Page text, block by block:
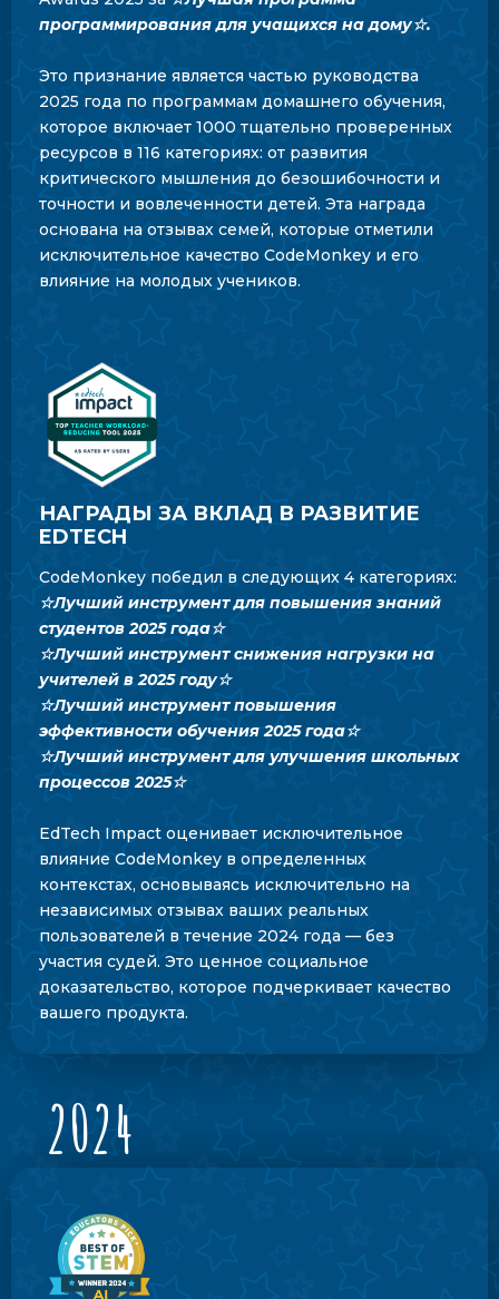
программирования для учащихся на дому☆.
Это признание является частью руководства
2025 года по программам домашнего обучения,
которое включает 1000 тщательно проверенных
ресурсов в 116 категориях: от развития
критического мышления до безошибочности и
точности и вовлеченности детей. Эта награда
основана на отзывах семей, которые отметили
исключительное качество CodeMonkey и его
влияние на молодых учеников.
НАГРАДЫ ЗА ВКЛАД В РАЗВИТИЕ
EDTECH
CodeMonkey победил в следующих 4 категориях:
☆Лучший инструмент для повышения знаний
студентов 2025 года☆
☆Лучший инструмент снижения нагрузки на
учителей в 2025 году☆
☆Лучший инструмент повышения
эффективности обучения 2025 года☆
☆Лучший инструмент для улучшения школьных
процессов 2025☆
EdTech Impact оценивает исключительное
влияние CodeMonkey в определенных
контекстах, основываясь исключительно на
независимых отзывах ваших реальных
пользователей в течение 2024 года — без
участия судей. Это ценное социальное
доказательство, которое подчеркивает качество
вашего продукта.
2024